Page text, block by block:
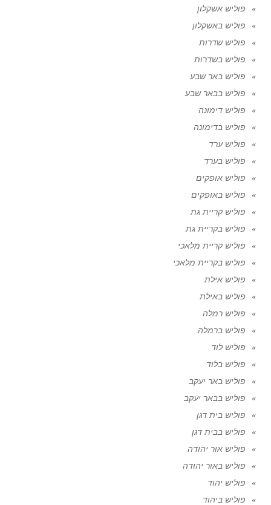
פוליש אשקלון
פוליש באשקלון
פוליש שדרות
פוליש בשדרות
פוליש באר שבע
פוליש בבאר שבע
פוליש דימונה
פוליש בדימונה
פוליש ערד
פוליש בערד
פוליש אופקים
פוליש באופקים
פוליש קריית גת
פוליש בקריית גת
פוליש קריית מלאכי
פוליש בקריית מלאכי
פוליש אילת
פוליש באילת
פוליש רמלה
פוליש ברמלה
פוליש לוד
פוליש בלוד
פוליש באר יעקב
פוליש בבאר יעקב
פוליש בית דגן
פוליש בבית דגן
פוליש אור יהודה
פוליש באור יהודה
פוליש יהוד
פוליש ביהוד